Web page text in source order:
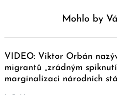
Mohlo by
VIDEO: Viktor Orbán
migrantů „zrádným
marginalizaci národních